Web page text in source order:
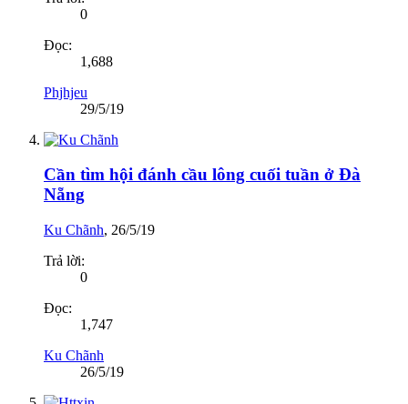
0
Đọc:
1,688
Phjhjeu
29/5/19
Cần tìm hội đánh cầu lông cuối tuần ở Đà
Nẵng
Ku Chãnh, 26/5/19
Trả lời:
0
Đọc:
1,747
Ku Chãnh
26/5/19